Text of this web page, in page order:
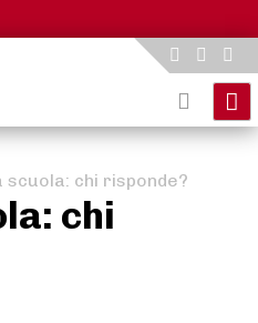
scuola: chi risponde?
chi